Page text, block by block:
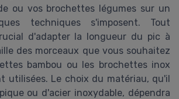
ou vos brochettes légumes sur un
techniques s'imposent. Tout
d'adapter la longueur du pic à
des morceaux que vous souhaitez
bambou ou les brochettes inox
utilisées. Le choix du matériau, qu'il
ou d'acier inoxydable, dépendra